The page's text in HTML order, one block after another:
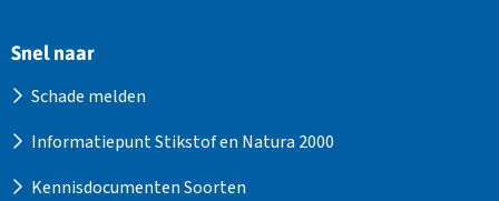
Snel naar
Schade melden
Informatiepunt Stikstof en Natura 2000
Kennisdocumenten Soorten